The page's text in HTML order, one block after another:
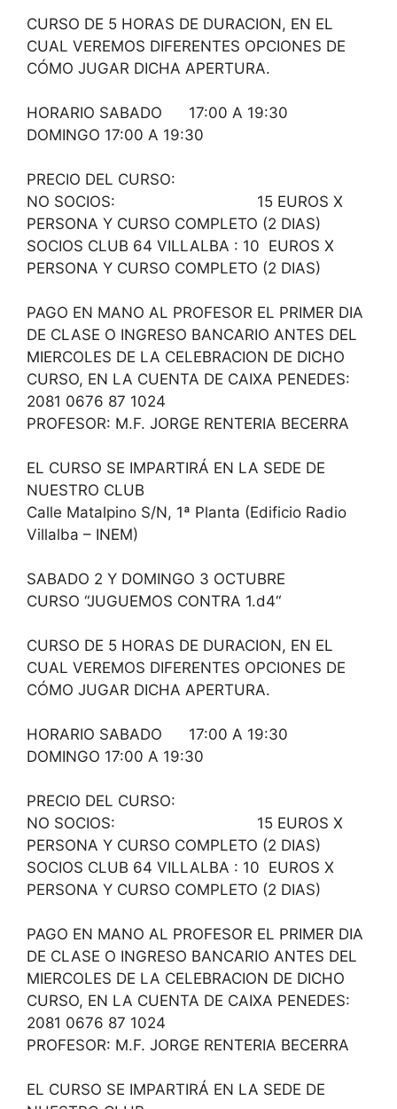
CURSO DE 5 HORAS DE DURACION, EN EL
CUAL VEREMOS DIFERENTES OPCIONES DE
CÓMO JUGAR DICHA APERTURA.
HORARIO SABADO 17:00 A 19:30
DOMINGO 17:00 A 19:30
PRECIO DEL CURSO:
NO SOCIOS: 15 EUROS X
PERSONA Y CURSO COMPLETO (2 DIAS)
SOCIOS CLUB 64 VILLALBA : 10 EUROS X
PERSONA Y CURSO COMPLETO (2 DIAS)
PAGO EN MANO AL PROFESOR EL PRIMER DIA
DE CLASE O INGRESO BANCARIO ANTES DEL
MIERCOLES DE LA CELEBRACION DE DICHO
CURSO, EN LA CUENTA DE CAIXA PENEDES:
2081 0676 87 1024
PROFESOR: M.F. JORGE RENTERIA BECERRA
EL CURSO SE IMPARTIRÁ EN LA SEDE DE
NUESTRO CLUB
Calle Matalpino S/N, 1ª Planta (Edificio Radio
Villalba – INEM)
SABADO 2 Y DOMINGO 3 OCTUBRE
CURSO “JUGUEMOS CONTRA 1.d4“
CURSO DE 5 HORAS DE DURACION, EN EL
CUAL VEREMOS DIFERENTES OPCIONES DE
CÓMO JUGAR DICHA APERTURA.
HORARIO SABADO 17:00 A 19:30
DOMINGO 17:00 A 19:30
PRECIO DEL CURSO:
NO SOCIOS: 15 EUROS X
PERSONA Y CURSO COMPLETO (2 DIAS)
SOCIOS CLUB 64 VILLALBA : 10 EUROS X
PERSONA Y CURSO COMPLETO (2 DIAS)
PAGO EN MANO AL PROFESOR EL PRIMER DIA
DE CLASE O INGRESO BANCARIO ANTES DEL
MIERCOLES DE LA CELEBRACION DE DICHO
CURSO, EN LA CUENTA DE CAIXA PENEDES:
2081 0676 87 1024
PROFESOR: M.F. JORGE RENTERIA BECERRA
EL CURSO SE IMPARTIRÁ EN LA SEDE DE